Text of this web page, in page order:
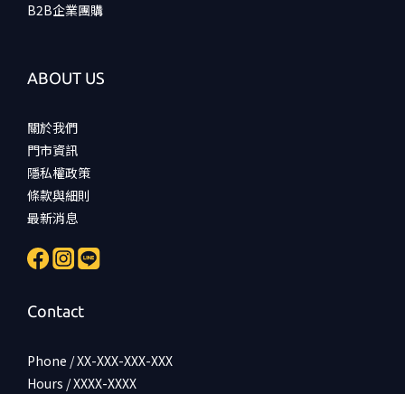
B2B企業團購
ABOUT US
關於我們
門市資訊
隱私權政策
條款與細則
最新消息
Contact
Phone / XX-XXX-XXX-XXX
Hours / XXXX-XXXX